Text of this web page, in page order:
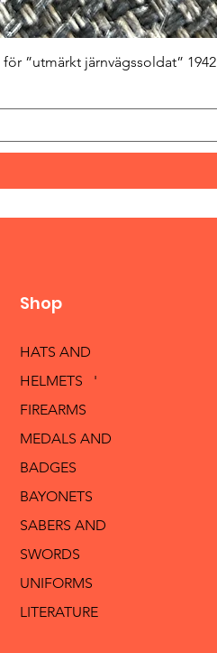
”utmärkt järnvägssoldat” 1942
Shop
HATS AND
HELMETS '
FIREARMS
MEDALS AND
BADGES
BAYONETS
SABERS AND
SWORDS
UNIFORMS
LITERATURE